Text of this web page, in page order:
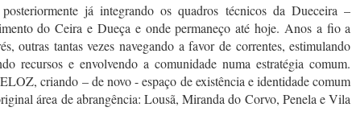
posteriormente já integrando os quadros técnicos da Dueceira –
do Ceira e Dueça e onde permaneço até hoje. Anos a fio a
outras tantas vezes navegando a favor de correntes, estimulando
recursos e envolvendo a comunidade numa estratégia comum.
criando – de novo - espaço de existência e identidade comum
área de abrangência: Lousã, Miranda do Corvo, Penela e Vila